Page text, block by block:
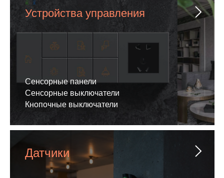
Устройства управления
Сенсорные панели
Сенсорные выключатели
Кнопочные выключатели
Датчики